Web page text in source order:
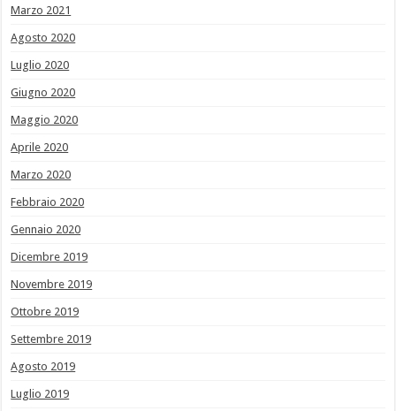
Marzo 2021
Agosto 2020
Luglio 2020
Giugno 2020
Maggio 2020
Aprile 2020
Marzo 2020
Febbraio 2020
Gennaio 2020
Dicembre 2019
Novembre 2019
Ottobre 2019
Settembre 2019
Agosto 2019
Luglio 2019